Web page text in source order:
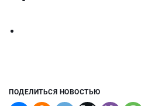
ПОДЕЛИТЬСЯ НОВОСТЬЮ